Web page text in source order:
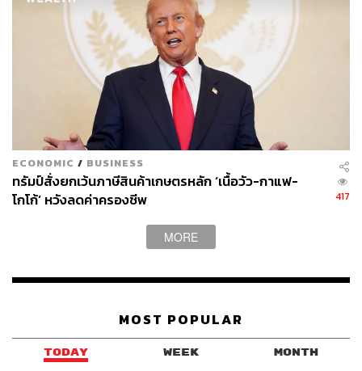
ที่ใช้ในร้านนี้
เมื่อมาถึง ทุกคนจะได้ชิมช็อกโกแลตก่อน ถูกใจรสชาติไหน
ค่อยสั่งเป็นเครื่องดื่ม อย่างเช่นวันที่เราไปได้ชิมตั้งแต่ ‘House
Blend’ ช็อกโกแลตประจำร้านที่ผสมโกโก้ระหว่าง ‘ประ
จวบฯ’ และ ‘เชียงใหม่’ มีความเปรี้ยวนิดๆ หวานหน่อยๆ
แต่ถ้าเป็นแนว Single Origin อย่าง ‘ประจวบฯ’ จะมีความ
เปรี้ยวชัดกว่า ออกโทนฟรุตตี้ เบอร์รี แต่ถ้าใครไม่ชอบ
ช็อกโกแลตติดเปรี้ยว ร้านแนะนำให้ลอง ‘เชียงราย’ หรือ
‘เชียงใหม่’ ที่มีความนัตตี้ชัดขึ้นมา
หรือจะสั่งแนวหวานดื่มง่ายไปเลยก็มี ‘จันทบุรี’ เป็น
รสเหมือนกล้วยตากแห้ง
สำหรับสายโหดดื่มเข้ม เราแนะนำ ‘ประจวบฯ 100%’ เป็น
ช็อกโกแลตเพียวๆ ที่มีรสเปรี้ยวชัดเจน เผื่อใครอยากรู้ว่า
ช็อกโกแลตที่ไม่ผสมอะไรเลยรสชาติเป็นอย่างไร
ECONOMIC / BUSINESS
ทรัมป์สั่งยกเว้นภาษีสินค้าเกษตรหลัก ‘เนื้อวัว-กาแฟ-
โกโก้’ หวังลดค่าครองชีพ
417
MORE
MOST POPULAR
TODAY WEEK MONTH